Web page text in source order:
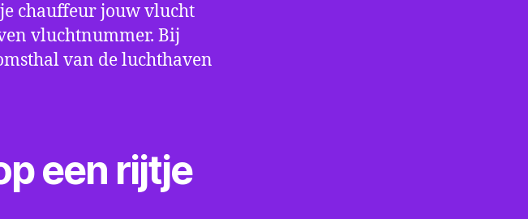
chauffeur jouw vlucht
vluchtnummer. Bij
van de luchthaven
een rijtje